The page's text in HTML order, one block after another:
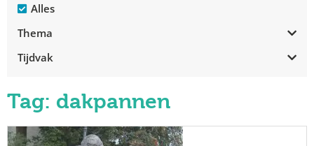
Alles
Thema
Tijdvak
Tag: dakpannen